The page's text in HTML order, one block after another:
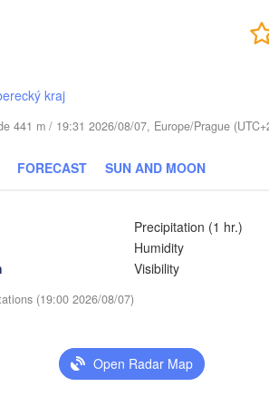
kraj
441 m / 19:31 2026/08/07, Europe/Prague
FORECAST SUN AND MOON
Precipitation (1 hr.)
Humidity
Visibility
(19:00 2026/08/07)
Open Radar Map
Бабруйск
(Babrujsk)
Чернігів
(Mazyr)
(Salihorsk)
Віцебск
(Viciebsk)
(Mahilioŭ)